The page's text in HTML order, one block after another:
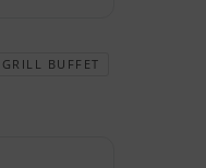
GRILL BUFFET